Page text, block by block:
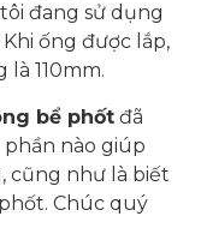
đang sử dụng
ống được lắp,
110mm.
bể phốt đã
phần nào giúp
cũng như là biết
Chúc quý